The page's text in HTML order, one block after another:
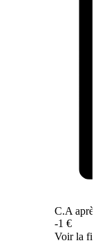
C.A
-1 €
Voir la